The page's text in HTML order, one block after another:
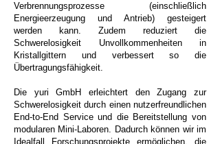
Verbrennungsprozesse (einschließlich
Energieerzeugung und Antrieb) gesteigert
werden kann. Zudem reduziert die
Schwerelosigkeit Unvollkommenheiten in
Kristallgittern und verbessert so die
Übertragungsfähigkeit.
Die yuri GmbH erleichtert den Zugang zur
Schwerelosigkeit durch einen nutzerfreundlichen
End-to-End Service und die Bereitstellung von
modularen Mini-Laboren. Dadurch können wir im
Idealfall Forschungsprojekte ermöglichen, die